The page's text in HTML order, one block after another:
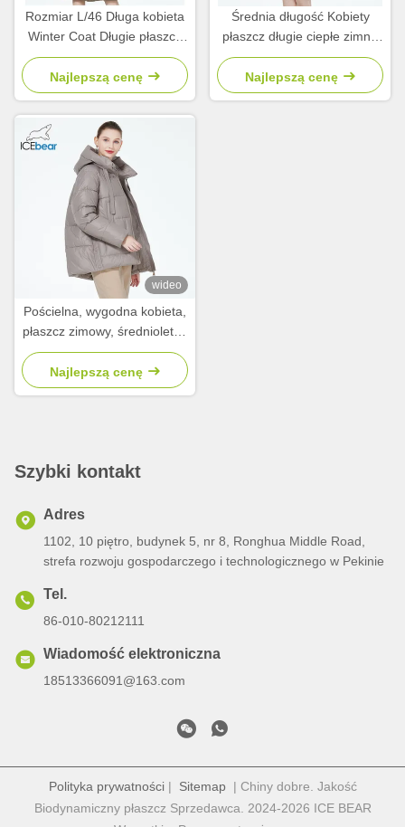
Rozmiar L/46 Długa kobieta
Winter Coat Długie płaszcz
Długo kobiety 65cm Długość
rękawa
Najlepszą cenę
Średnia długość Kobiety
płaszcz długie ciepłe zimne
kurtki rozmiar L rozmiar 46
Najlepszą cenę
wideo
Pościelna, wygodna kobieta,
płaszcz zimowy, średnioletni,
kurtka z ciemnymi
kieszeńkami.
Najlepszą cenę
Szybki kontakt
Adres
1102, 10 piętro, budynek 5, nr 8, Ronghua Middle Road,
strefa rozwoju gospodarczego i technologicznego w Pekinie
Tel.
86-010-80212111
Wiadomość elektroniczna
18513366091@163.com
Polityka prywatności| Sitemap| Chiny dobre. Jakość
Biodynamiczny płaszcz Sprzedawca. 2024-2026 ICE BEAR